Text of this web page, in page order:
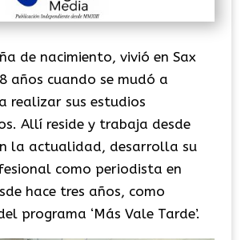
de nacimiento, vivió en Sax
años cuando se mudó a
realizar sus estudios
Allí reside y trabaja desde
la actualidad, desarrolla su
como periodista en
hace tres años, como
programa ‘Más Vale Tarde’.